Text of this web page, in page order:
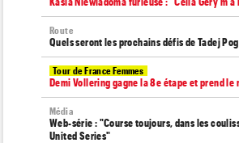
Route
Quels seront les prochains défis de Tadej
Tour de France Femmes
Demi Vollering gagne la 8e étape et prend le
Média
Web-série : "Course toujours, dans les
United Series"